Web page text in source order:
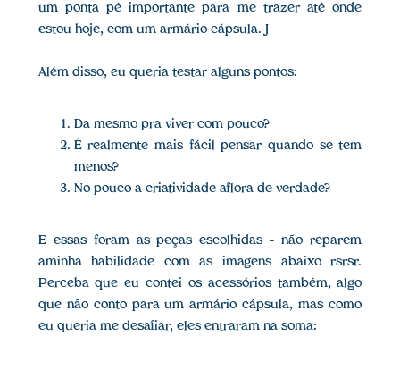
um ponta pé importante para me trazer até onde
estou hoje, com um armário cápsula. J
Além disso, eu queria testar alguns pontos:
Da mesmo pra viver com pouco?
É realmente mais fácil pensar quando se tem
menos?
No pouco a criatividade aflora de verdade?
E essas foram as peças escolhidas – não reparem
aminha habilidade com as imagens abaixo rsrsr.
Perceba que eu contei os acessórios também, algo
que não conto para um armário cápsula, mas como
eu queria me desafiar, eles entraram na soma: